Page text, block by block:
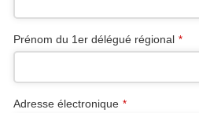
Phone
Number
Prénom du 1er délégué régional *
Adresse électronique *